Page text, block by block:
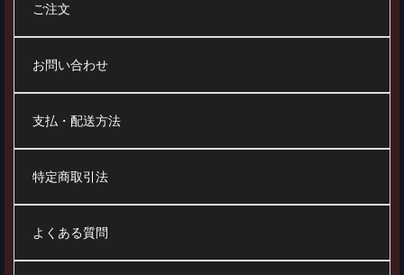
ご注文
お問い合わせ
支払・配送方法
特定商取引法
よくある質問